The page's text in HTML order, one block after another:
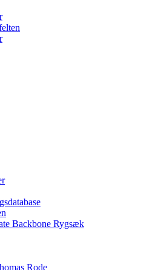
Backbone Rygsæk
Rode